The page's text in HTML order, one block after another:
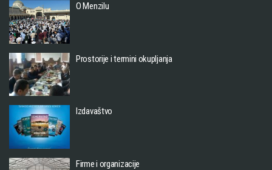
O Menzilu
Prostorije i termini okupljanja
Izdavaštvo
Firme i organizacije